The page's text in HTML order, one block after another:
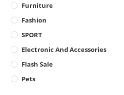
Furniture
Fashion
SPORT
Electronic And Accessories
Flash Sale
Pets